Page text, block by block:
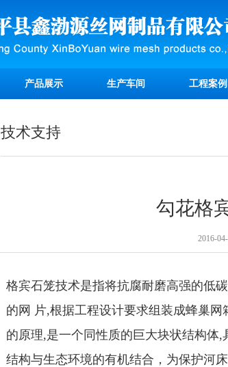
产品展示 生产车间 工程案例
技术支持
勾花格
2016-
格宾石笼技术是指将抗腐耐磨高强的低
的网 片,根据工程设计要求组装成蜂巢
的原理,是一个同性质的巨大块状结构体
结构与生态环境的有机结合，为保护河